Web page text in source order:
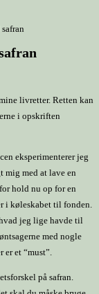
livretter. Retten kan
i opskriften
eksperimenterer jeg
mig med at lave en
hold nu op for en
i køleskabet til fonden.
jeg lige havde til
med nogle
et “must”.
på safran.